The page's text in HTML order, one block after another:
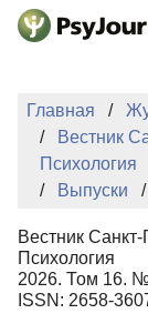
Перейти к
Главная
Вестник
Психология
Выпуски
Вестник Санкт-
Психология
2026. Том 16.
ISSN: 2658-